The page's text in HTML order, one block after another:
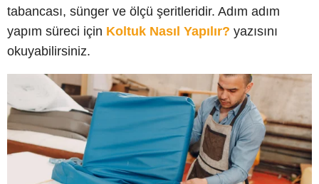
tabancası, sünger ve ölçü şeritleridir. Adım adım
yapım süreci için Koltuk Nasıl Yapılır? yazısını
okuyabilirsiniz.